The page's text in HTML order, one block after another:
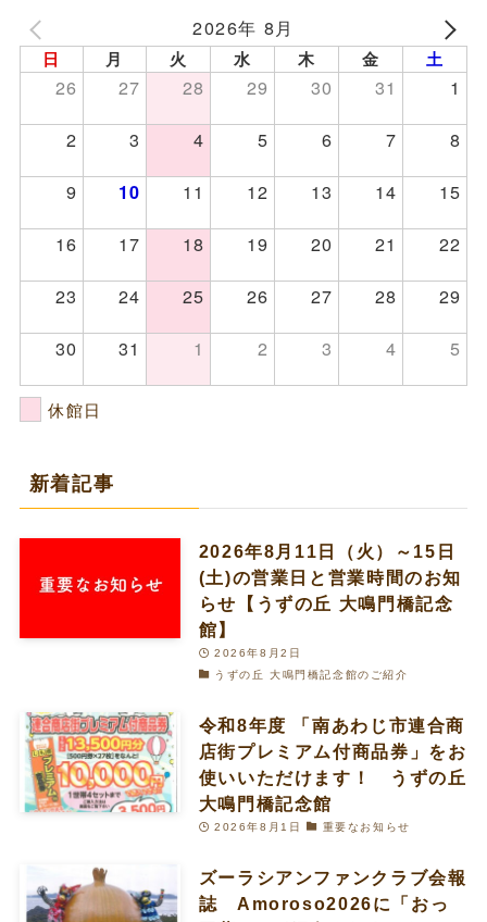
2026年 8月
日 月 火 水 木 金 土
26 27 28 29 30 31
1
2
3 4 5 6 7
8
9
10 11 12 13 14
15
16
17 18 19 20 21
22
23
24 25 26 27 28
29
30
31 1 2 3 4 5
休館日
新着記事
2026年8月11日（火）～15日
(土)の営業日と営業時間のお知
らせ【うずの丘 大鳴門橋記念
館】
2026年8月2日
うずの丘 大鳴門橋記念館のご紹介
令和8年度 「南あわじ市連合商
店街プレミアム付商品券」をお
使いいただけます！ うずの丘
大鳴門橋記念館
2026年8月1日 重要なお知らせ
ズーラシアンファンクラブ会報
誌 Amoroso2026に「おっ